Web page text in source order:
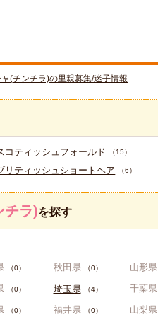
(チンチラ)の里親募集/迷子情報
コティッシュフォールド （15）
リティッシュショートヘア （6）
チラ)を探す
（0） 秋田県 （0） 山形県
（0） 埼玉県 （4） 千葉県
（0） 福井県 （0） 山梨県